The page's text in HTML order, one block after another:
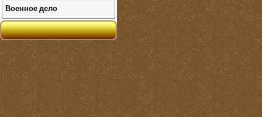
Военное дело